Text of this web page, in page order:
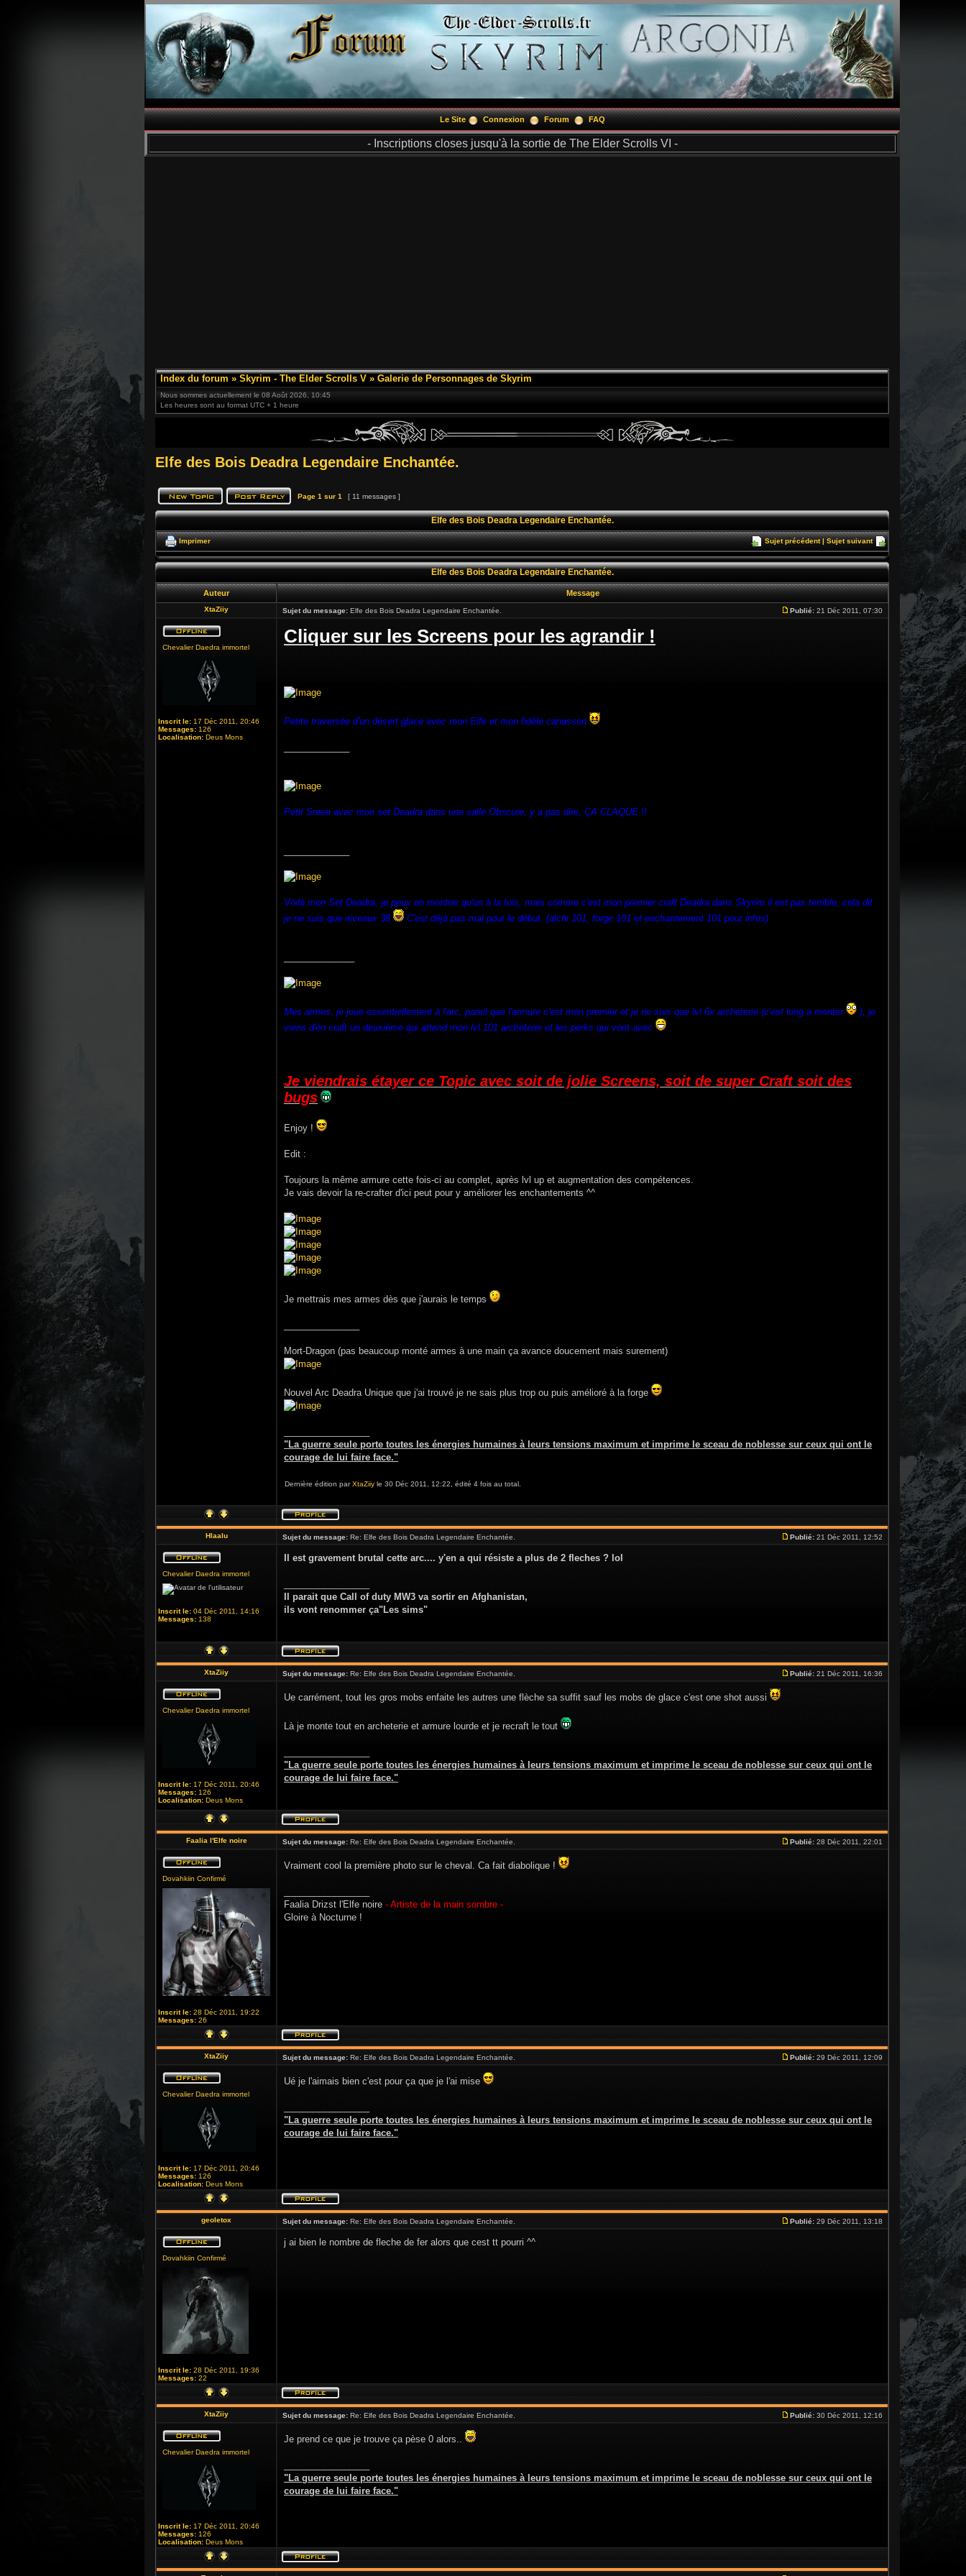
Le Site Connexion Forum FAQ
- Inscriptions closes jusqu'à la sortie de The Elder Scrolls VI -
Index du forum » Skyrim - The Elder Scrolls V » Galerie de Personnages de Skyrim
Nous sommes actuellement le 08 Août 2026, 10:45
Les heures sont au format UTC + 1 heure
Elfe des Bois Deadra Legendaire Enchantée.
Page 1 sur 1 [ 11 messages ]
Elfe des Bois Deadra Legendaire Enchantée.
Imprimer Sujet précédent|Sujet suivant
Elfe des Bois Deadra Legendaire Enchantée.
Auteur Message
XtaZiiy Sujet du message: Elfe des Bois Deadra Legendaire Enchantée. Publié: 21 Déc 2011, 07:30
Chevalier Daedra immortel
Inscrit le: 17 Déc 2011, 20:46
Messages: 126
Localisation: Deus Mons
Cliquer sur les Screens pour les agrandir !
Petite traversée d'un désert glacé avec mon Elfe et mon fidèle canasson
Petit Sreen avec mon set Deadra dans une salle Obscure, y a pas dire, ÇA CLAQUE !!
Voilà mon Set Deadra, je peux en montrer qu'un à la fois, mais comme c'est mon premier craft Deadra dans Skyrim il est pas terrible, cela dit
je ne suis que niveaux 38
C'est déjà pas mal pour le début. (alchi 101, forge 101 et enchantement 101 pour infos)
Mes armes, je joue essentiellement à l'arc, pareil que l'armure c'est mon premier et je ne suis que lvl 6x archeterie (c'est long à monter
), je
viens d'en craft un deuxième qui attend mon lvl 101 archeterie et les perks qui vont avec
.
Je viendrais étayer ce Topic avec soit de jolie Screens, soit de super Craft soit des
bugs
Enjoy !
Edit :
Toujours la même armure cette fois-ci au complet, après lvl up et augmentation des compétences.
Je vais devoir la re-crafter d'ici peut pour y améliorer les enchantements ^^
Je mettrais mes armes dès que j'aurais le temps
Mort-Dragon (pas beaucoup monté armes à une main ça avance doucement mais surement)
Nouvel Arc Deadra Unique que j'ai trouvé je ne sais plus trop ou puis amélioré à la forge
"La guerre seule porte toutes les énergies humaines à leurs tensions maximum et imprime le sceau de noblesse sur ceux qui ont le
courage de lui faire face."
Dernière édition parXtaZiiy le 30 Déc 2011, 12:22, édité 4 fois au total.
Hlaalu Sujet du message: Re: Elfe des Bois Deadra Legendaire Enchantée. Publié: 21 Déc 2011, 12:52
Chevalier Daedra immortel
Inscrit le: 04 Déc 2011, 14:16
Messages: 138
Il est gravement brutal cette arc.... y'en a qui résiste a plus de 2 fleches ? lol
Il parait que Call of duty MW3 va sortir en Afghanistan,
ils vont renommer ça"Les sims"
XtaZiiy Sujet du message: Re: Elfe des Bois Deadra Legendaire Enchantée. Publié: 21 Déc 2011, 16:36
Chevalier Daedra immortel
Inscrit le: 17 Déc 2011, 20:46
Messages: 126
Localisation: Deus Mons
Ue carrément, tout les gros mobs enfaite les autres une flèche sa suffit sauf les mobs de glace c'est one shot aussi
Là je monte tout en archeterie et armure lourde et je recraft le tout
"La guerre seule porte toutes les énergies humaines à leurs tensions maximum et imprime le sceau de noblesse sur ceux qui ont le
courage de lui faire face."
Faalia l'Elfe noire Sujet du message: Re: Elfe des Bois Deadra Legendaire Enchantée. Publié: 28 Déc 2011, 22:01
Dovahkiin Confirmé
Inscrit le: 28 Déc 2011, 19:22
Messages: 26
Vraiment cool la première photo sur le cheval. Ca fait diabolique !
Faalia Drizst l'Elfe noire - Artiste de la main sombre -
Gloire à Nocturne !
XtaZiiy Sujet du message: Re: Elfe des Bois Deadra Legendaire Enchantée. Publié: 29 Déc 2011, 12:09
Chevalier Daedra immortel
Inscrit le: 17 Déc 2011, 20:46
Messages: 126
Localisation: Deus Mons
Ué je l'aimais bien c'est pour ça que je l'ai mise
"La guerre seule porte toutes les énergies humaines à leurs tensions maximum et imprime le sceau de noblesse sur ceux qui ont le
courage de lui faire face."
geoletox Sujet du message: Re: Elfe des Bois Deadra Legendaire Enchantée. Publié: 29 Déc 2011, 13:18
Dovahkiin Confirmé
Inscrit le: 28 Déc 2011, 19:36
Messages: 22
j ai bien le nombre de fleche de fer alors que cest tt pourri ^^
XtaZiiy Sujet du message: Re: Elfe des Bois Deadra Legendaire Enchantée. Publié: 30 Déc 2011, 12:16
Chevalier Daedra immortel
Inscrit le: 17 Déc 2011, 20:46
Messages: 126
Localisation: Deus Mons
Je prend ce que je trouve ça pèse 0 alors..
"La guerre seule porte toutes les énergies humaines à leurs tensions maximum et imprime le sceau de noblesse sur ceux qui ont le
courage de lui faire face."